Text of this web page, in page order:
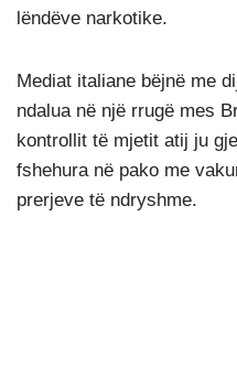
lëndëve narkotike.
Mediat italiane bëjnë me
ndalua në një rrugë mes
kontrollit të mjetit atij ju
fshehura në pako me
prerjeve të ndryshme.